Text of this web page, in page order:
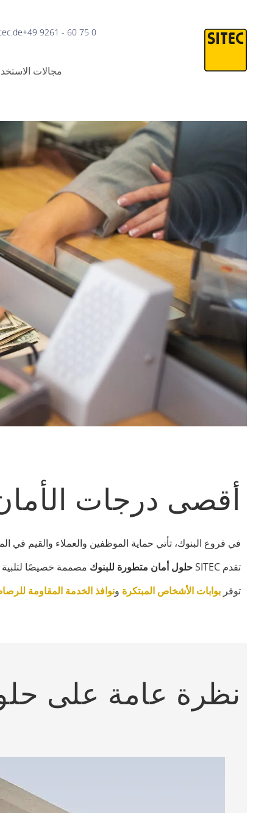
‎+49 9261 - 60 75 0
مجالات
أقصى درجات
في فروع البنوك، تأتي حماية الموظفين والعملاء والقيم في
تقدم SITEC
حلول أمان متطورة للبنوك مصممة خصيصًا لتلبية
توفر بوابات الأشخاص المبتكرة ونوافذ الخدمة المقاومة
نظرة عامة على